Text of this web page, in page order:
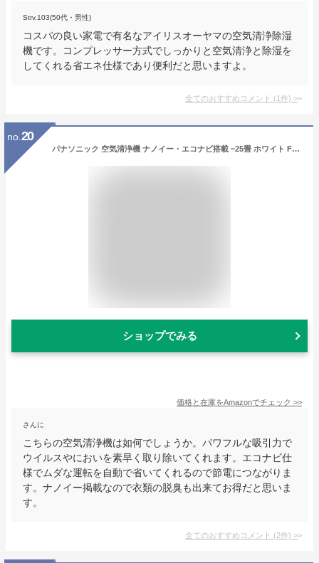
Strv.103(50代・男性)
コスパの良い家電で有名なアイリスオーヤマの空気清浄除湿
機です。コンプレッサー方式でしっかりと空気清浄と除湿を
してくれる省エネ仕様であり便利だと思いますよ。
全てのおすすめコメント (1件) >
no. 20
パナソニック 空気清浄機 ナノイー・エコナビ搭載 ~25畳 ホワイト F-PXT55-W
ショップでみる
価格と在庫をAmazonでチェック >>
さんに
こちらの空気清浄機は如何でしょうか。パワフルな吸引力で
ウイルスやにおいを素早く取り除いてくれます。エコナビ仕
様でムダな運転を自動で省いてくれるので節電につながりま
す。ナノイー掲載なので衣類の脱臭も出来てお得だと思いま
す。
全てのおすすめコメント (2件) >